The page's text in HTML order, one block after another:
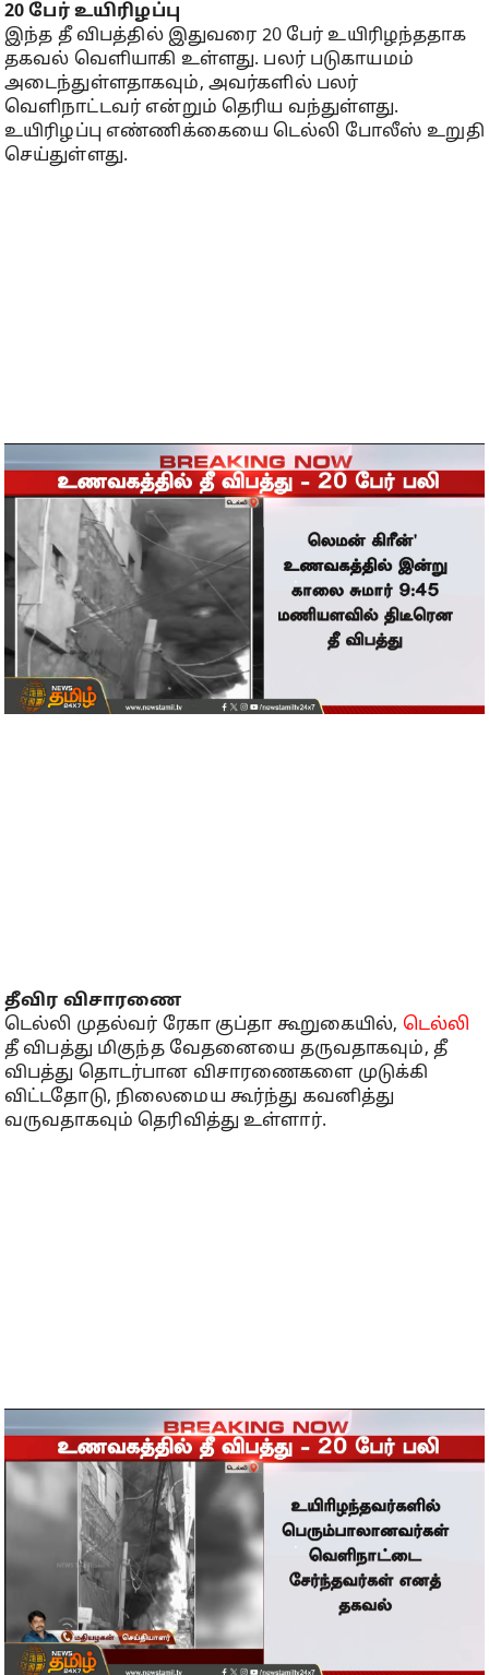
20 பேர் உயிரிழப்பு
இந்த தீ விபத்தில் இதுவரை 20 பேர் உயிரிழந்ததாக
தகவல் வெளியாகி உள்ளது. பலர் படுகாயமம்
அடைந்துள்ளதாகவும், அவர்களில் பலர்
வெளிநாட்டவர் என்றும் தெரிய வந்துள்ளது.
உயிரிழப்பு எண்ணிக்கையை டெல்லி போலீஸ் உறுதி
செய்துள்ளது.
தீவிர விசாரணை
டெல்லி முதல்வர் ரேகா குப்தா கூறுகையில், டெல்லி
தீ விபத்து மிகுந்த வேதனையை தருவதாகவும், தீ
விபத்து தொடர்பான விசாரணைகளை முடுக்கி
விட்டதோடு, நிலைமைய கூர்ந்து கவனித்து
வருவதாகவும் தெரிவித்து உள்ளார்.